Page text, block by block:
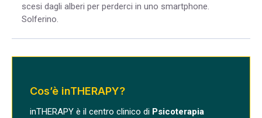
scesi dagli alberi per perderci in uno smartphone.
Solferino.
Cos’è inTHERAPY?
inTHERAPY è il centro clinico di Psicoterapia